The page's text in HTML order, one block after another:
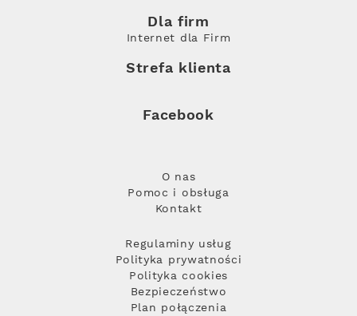
Dla firm
Internet dla Firm
Strefa klienta
Facebook
O nas
Pomoc i obsługa
Kontakt
Regulaminy usług
Polityka prywatności
Polityka cookies
Bezpieczeństwo
Plan połączenia